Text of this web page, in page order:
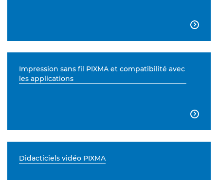

Impression sans fil PIXMA et compatibilité avec
les applications

Didacticiels vidéo PIXMA